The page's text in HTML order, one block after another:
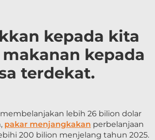
kepada kita
kepada
terdekat.
lebih 26 bilion dolar
pakar menjangkakan perbelanjaan
200 bilion menjelang tahun 2025.